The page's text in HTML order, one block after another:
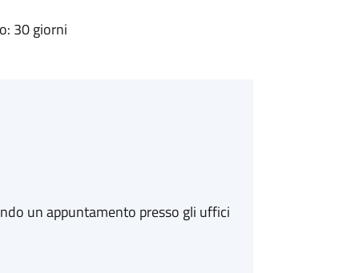
30 giorni
un appuntamento presso gli uffici